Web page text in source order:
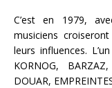
C’est en 1979,
musiciens
leurs influences.
KORNOG,
DOUAR,